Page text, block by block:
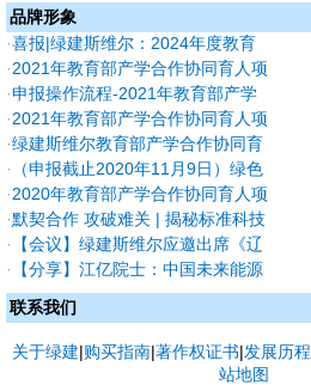
品牌形象
·喜报|绿建斯维尔：2024年度教育
部产学合作协同育人优秀案例数量
排名前三！（入选四项，共85个）
·2021年教育部产学合作协同育人项
目申报文件汇总
·申报操作流程-2021年教育部产学
合作协同育人项目绿色建筑方向
·2021年教育部产学合作协同育人项
目申报指南
·绿建斯维尔教育部产学合作协同育
人项目落户浙江大学
·
（申报截止2020年11月9日）绿色
建筑方向教育部2020年第一批产学
合作协同育人项目申报指南
·2020年教育部产学合作协同育人项
目申报指南
·默契合作 攻破难关 | 揭秘标准科技
创新奖光环背后
·
【会议】绿建斯维尔应邀出席《辽
宁省绿色建筑条例》《沈阳市住宅
建筑绿色设计标准》宣贯及相关技
术培训
·
【分享】江亿院士：中国未来能源
情景与建筑低碳发展路径
联系我们
关于绿建|购买指南|著作权证书|发展历程
站地图